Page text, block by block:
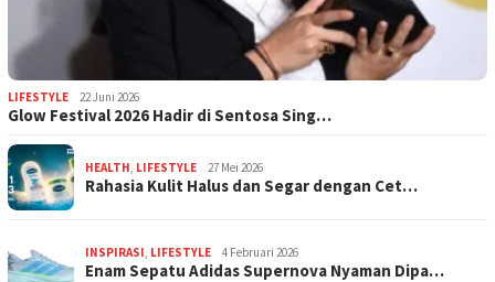
LIFESTYLE 22 Juni 2026
Glow Festival 2026 Hadir di Sentosa Sing…
HEALTH LIFESTYLE 27 Mei 2026
Rahasia Kulit Halus dan Segar dengan Cet…
INSPIRASI LIFESTYLE 4 Februari 2026
Enam Sepatu Adidas Supernova Nyaman Dipa…